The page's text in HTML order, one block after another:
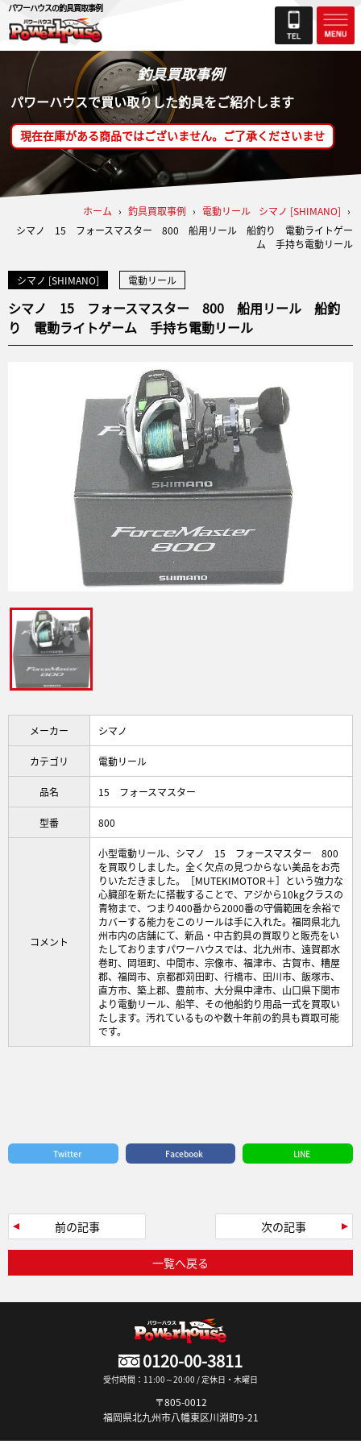
パワーハウスの釣具買取事例
釣具買取事例
パワーハウスで買い取りした釣具をご紹介します
現在在庫がある商品ではございません。ご了承くださいませ
ホーム › 釣具買取事例 › 電動リール シマノ [SHIMANO] ›
シマノ 15 フォースマスター 800 船用リール 船釣り 電動ライトゲー
ム 手持ち電動リール
シマノ [SHIMANO] 電動リール
シマノ 15 フォースマスター 800 船用リール 船釣
り 電動ライトゲーム 手持ち電動リール
メーカー シマノ
カテゴリ 電動リール
品名 15 フォースマスター
型番 800
コメント
小型電動リール、シマノ 15 フォースマスター 800
を買取りしました。全く欠点の見つからない美品をお売
りいただきました。［MUTEKIMOTOR＋］という強力な
心臓部を新たに搭載することで、アジから10kgクラスの
青物まで、つまり400番から2000番の守備範囲を余裕で
カバーする能力をこのリールは手に入れた。福岡県北九
州市内の店舗にて、新品・中古釣具の買取りと販売をい
たしておりますパワーハウスでは、北九州市、遠賀郡水
巻町、岡垣町、中間市、宗像市、福津市、古賀市、糟屋
郡、福岡市、京都郡苅田町、行橋市、田川市、飯塚市、
直方市、築上郡、豊前市、大分県中津市、山口県下関市
より電動リール、船竿、その他船釣り用品一式を買取い
たします。汚れているものや数十年前の釣具も買取可能
です。
Twitter Facebook LINE
前の記事
一覧へ戻る
次の記事
0120-00-3811
受付時間：11:00～20:00 / 定休日・木曜日
〒805-0012
福岡県北九州市八幡東区川淵町9-21